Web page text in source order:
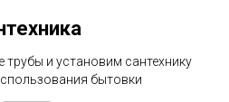
и установим сантехнику
бытовки